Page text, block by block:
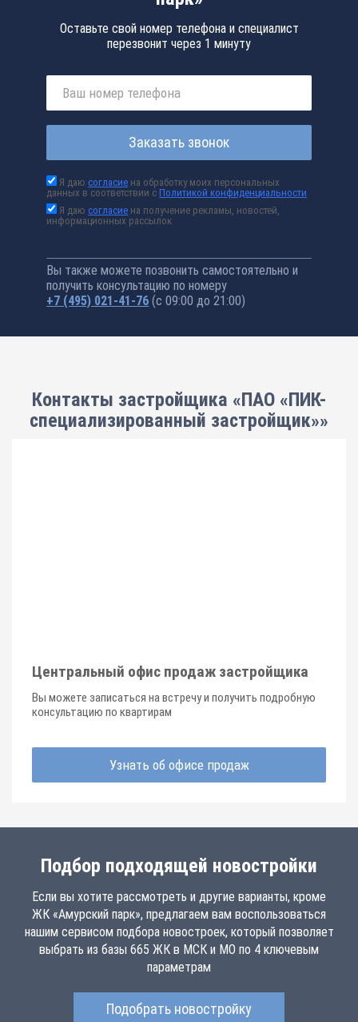
Оставьте свой номер телефона и специалист
перезвонит через 1 минуту
Заказать звонок
Я даюсогласие на обработку моих персональных
данных в соответствии сПолитикой конфиденциальности
Я даюсогласие на получение рекламы, новостей,
информационных рассылок
Вы также можете позвонить самостоятельно и
получить консультацию по номеру
+7 (495) 021-41-76 (с 09:00 до 21:00)
Контакты застройщика «ПАО «ПИК-
специализированный застройщик»»
Центральный офис продаж застройщика
Вы можете записаться на встречу и получить подробную
консультацию по квартирам
Узнать об офисе продаж
Подбор подходящей новостройки
Если вы хотите рассмотреть и другие варианты, кроме
ЖК «Амурский парк», предлагаем вам воспользоваться
нашим сервисом подбора новостроек, который позволяет
выбрать из базы 665 ЖК в МСК и МО по 4 ключевым
параметрам
Подобрать новостройку